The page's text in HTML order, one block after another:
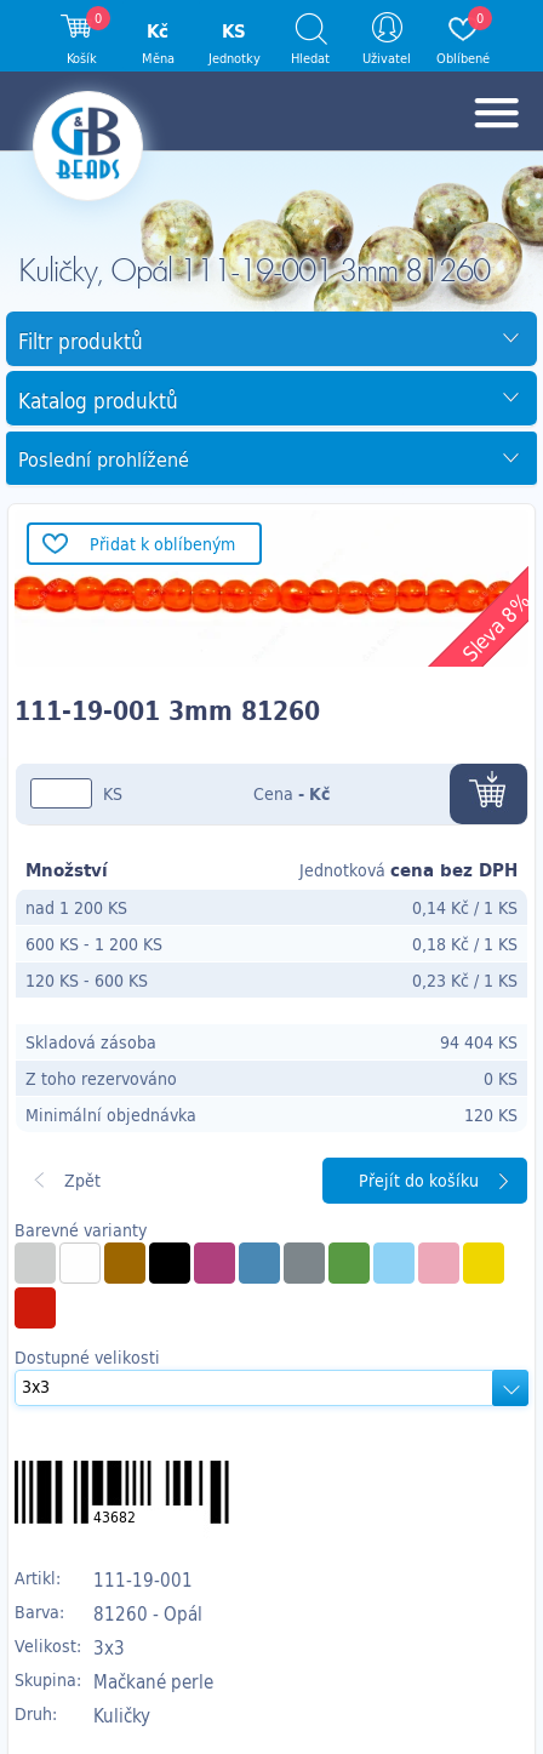
Kuličky, Opál 111-19-001 3mm 81260
Filtr produktů
Katalog produktů
Poslední prohlížené
Přidat k oblíbeným
Sleva 8%
111-19-001 3mm 81260
Barevné varianty
Dostupné velikosti
43682
Artikl: 111-19-001
Barva: 81260 - Opál
Velikost: 3x3
Skupina: Mačkané perle
Druh: Kuličky
KS Cena - Kč
Množství Jednotková cena bez DPH
nad 1 200 KS 0,14 Kč / 1 KS
600 KS- 1 200 KS 0,18 Kč / 1 KS
120 KS- 600 KS 0,23 Kč / 1 KS
Skladová zásoba
94 404 KS
Z toho rezervováno
0 KS
Minimální objednávka
120 KS
Přejít do košíku
0
Košík
Kč
Měna
KS
Jednotky Hledat Uživatel
0
Oblíbené